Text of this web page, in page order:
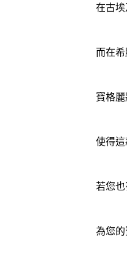
在古埃
而在
寶格
使得
若您
為您的